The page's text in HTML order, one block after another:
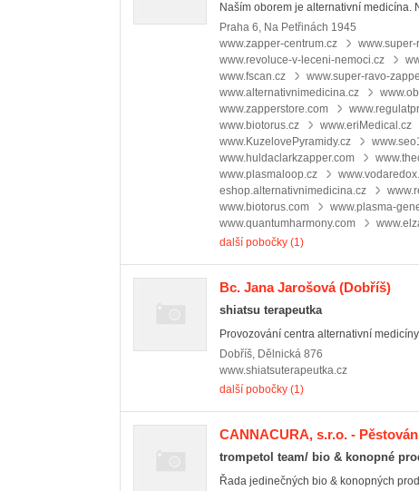
Naším oborem je alternativní medicína.
Praha 6, Na Petřinách 1945
www.zapper-centrum.cz
www.revoluce-v-leceni-nemoci.cz
www.fscan.cz
www.super-ravo-
www.alternativnimedicina.cz
www.zapperstore.com
www.biotorus.cz
www.eriMedical.cz
www.KuzelovePyramidy.cz
www.huldaclarkzapper.com
www.plasmaloop.cz
eshop.alternativnimedicina.cz
www.biotorus.com
www.plasma-
www.quantumharmony.com
další pobočky (1)
Bc. Jana Jarošová(Dobříš)
shiatsu terapeutka
Provozování centra alternativní
Dobříš, Dělnická 876
www.shiatsuterapeutka.cz
další pobočky (1)
CANNACURA, s.r.o. -
trompetol team/ bio & konopné
Řada jedinečných bio & konopných